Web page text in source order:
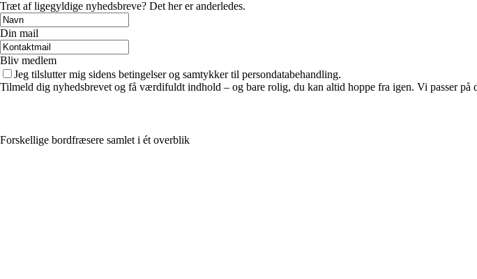
Træt af ligegyldige nyhedsbreve? Det her er anderledes.
Din mail
Bliv medlem
Jeg tilslutter mig sidens betingelser og samtykker til persondatabehandling.
Tilmeld dig nyhedsbrevet og få værdifuldt indhold – og bare rolig, du kan altid hoppe fra igen. Vi passer på
Forskellige bordfræsere samlet i ét overblik